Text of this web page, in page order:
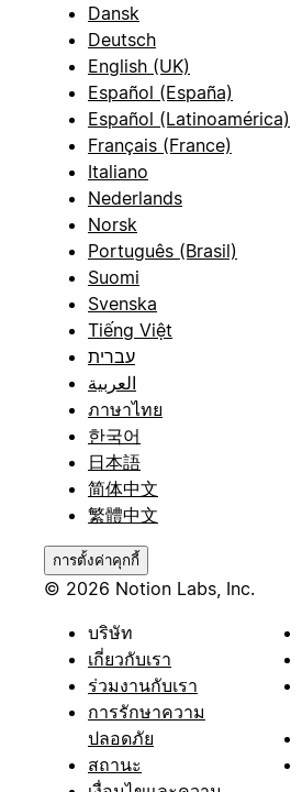
Dansk
Deutsch
English (UK)
Español (España)
Español (Latinoamérica)
Français (France)
Italiano
Nederlands
Norsk
Português (Brasil)
Suomi
Svenska
Tiếng Việt
עברית
العربية
ภาษาไทย
한국어
日本語
简体中文
繁體中文
การตั้งค่าคุกกี้
© 2026 Notion Labs, Inc.
บริษัท
เกี่ยวกับเรา
ร่วมงานกับเรา
การรักษาความ
ปลอดภัย
สถานะ